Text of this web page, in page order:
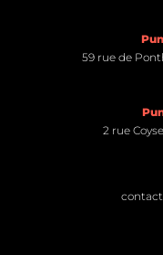
59 rue de
2 rue